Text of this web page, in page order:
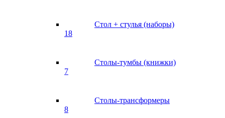
Стол + стулья (наборы)
18
Столы-тумбы (книжки)
7
Столы-трансформеры
8